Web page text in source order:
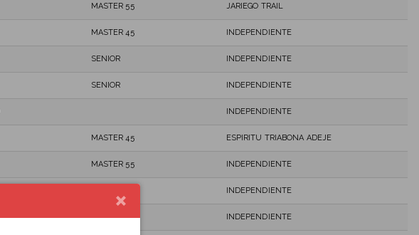
MASTER 55 JARIEGO TRAIL
MASTER 45 INDEPENDIENTE
SENIOR INDEPENDIENTE
SENIOR INDEPENDIENTE
INDEPENDIENTE
MASTER 45 ESPIRITU TRIABONA ADEJE
MASTER 55 INDEPENDIENTE
INDEPENDIENTE
MASTER 40 INDEPENDIENTE